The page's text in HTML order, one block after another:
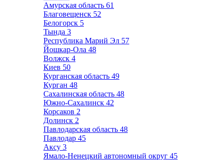
Амурская область 61
Благовещенск 52
Белогорск 5
Тында 3
Республика Марий Эл 57
Йошкар-Ола 48
Волжск 4
Киев 50
Курганская область 49
Курган 48
Сахалинская область 48
Южно-Сахалинск 42
Корсаков 2
Долинск 2
Павлодарская область 48
Павлодар 45
Аксу 3
Ямало-Ненецкий автономный округ 45